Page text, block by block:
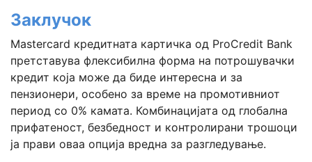
Заклучок
Mastercard кредитната картичка од ProCredit Bank
претставува флексибилна форма на потрошувачки
кредит која може да биде интересна и за
пензионери, особено за време на промотивниот
период со 0% камата. Комбинацијата од глобална
прифатеност, безбедност и контролирани трошоци
ја прави оваа опција вредна за разгледување.